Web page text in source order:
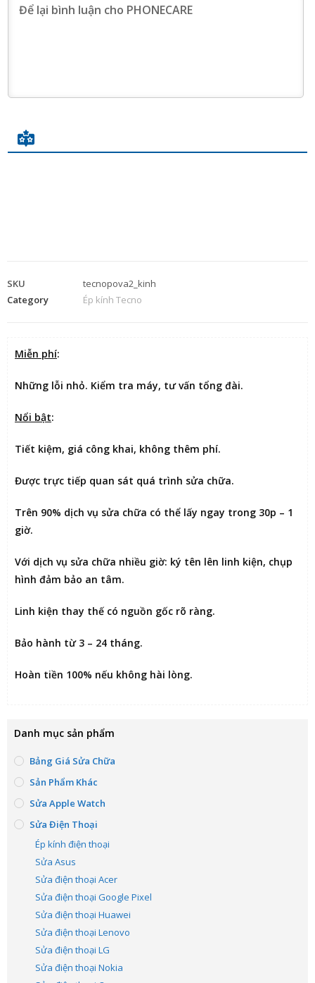
SKU
tecnopova2_kinh
Category
Ép kính Tecno
Miễn phí:
Những lỗi nhỏ. Kiểm tra máy, tư vấn tổng đài.
Nổi bật:
Tiết kiệm, giá công khai, không thêm phí.
Được trực tiếp quan sát quá trình sửa chữa.
Trên 90% dịch vụ sửa chữa có thể lấy ngay trong 30p – 1
giờ.
Với dịch vụ sửa chữa nhiều giờ: ký tên lên linh kiện, chụp
hình đảm bảo an tâm.
Linh kiện thay thế có nguồn gốc rõ ràng.
Bảo hành từ 3 – 24 tháng.
Hoàn tiền 100% nếu không hài lòng.
Danh mục sản phẩm
Bảng Giá Sửa Chữa
Sản Phẩm Khác
Sửa Apple Watch
Sửa Điện Thoại
Ép kính điện thoại
Sửa Asus
Sửa điện thoại Acer
Sửa điện thoại Google Pixel
Sửa điện thoại Huawei
Sửa điện thoại Lenovo
Sửa điện thoại LG
Sửa điện thoại Nokia